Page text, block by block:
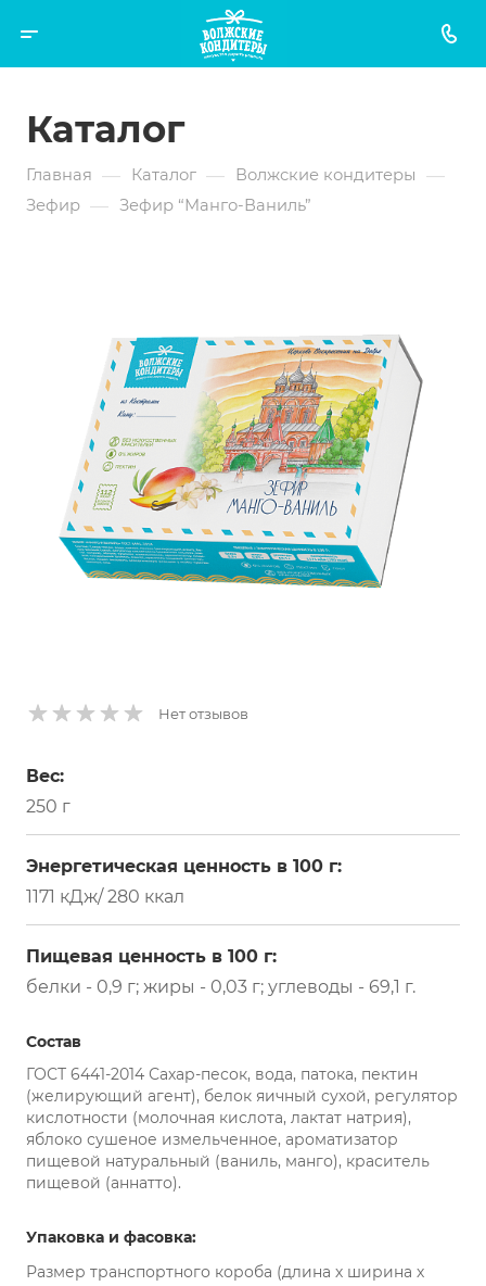
Каталог
Главная — Каталог — Волжские кондитеры —
Зефир — Зефир “Манго-Ваниль”
Нет отзывов
Вес:
250 г
Энергетическая ценность в 100 г:
1171 кДж/ 280 ккал
Пищевая ценность в 100 г:
белки - 0,9 г; жиры - 0,03 г; углеводы - 69,1 г.
Состав
ГОСТ 6441-2014 Сахар-песок, вода, патока, пектин
(желирующий агент), белок яичный сухой, регулятор
кислотности (молочная кислота, лактат натрия),
яблоко сушеное измельченное, ароматизатор
пищевой натуральный (ваниль, манго), краситель
пищевой (аннатто).
Упаковка и фасовка:
Размер транспортного короба (длина х ширина х